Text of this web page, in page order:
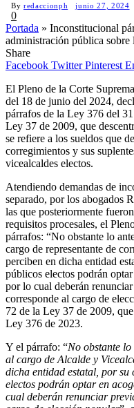
By redaccionph junio 27, 2024
0
Portada » Inconstitucional
administración pública sobre
Share
Facebook Twitter Pinterest
El Pleno de la Corte
del 18 de junio del 2024,
párrafos de la Ley 376 del
Ley 37 de 2009, que
se refiere a los sueldos que
corregimientos y sus
vicealcaldes electos.
Atendiendo demandas de
separado, por los abogados
las que posteriormente
requisitos procesales, el
párrafos: “No obstante lo
cargo de representante de
perciben en dicha entidad
públicos electos podrán
por lo cual deberán
corresponde al cargo de
72 de la Ley 37 de 2009,
Ley 376 de 2023.
Y el párrafo: “No obstante
al cargo de Alcalde y
dicha entidad estatal, por su
electos podrán optar en
cual deberán renunciar